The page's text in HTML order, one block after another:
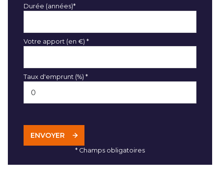
Durée (années)*
Votre apport (en €) *
Taux d'emprunt (%) *
ENVOYER
* Champs obligatoires